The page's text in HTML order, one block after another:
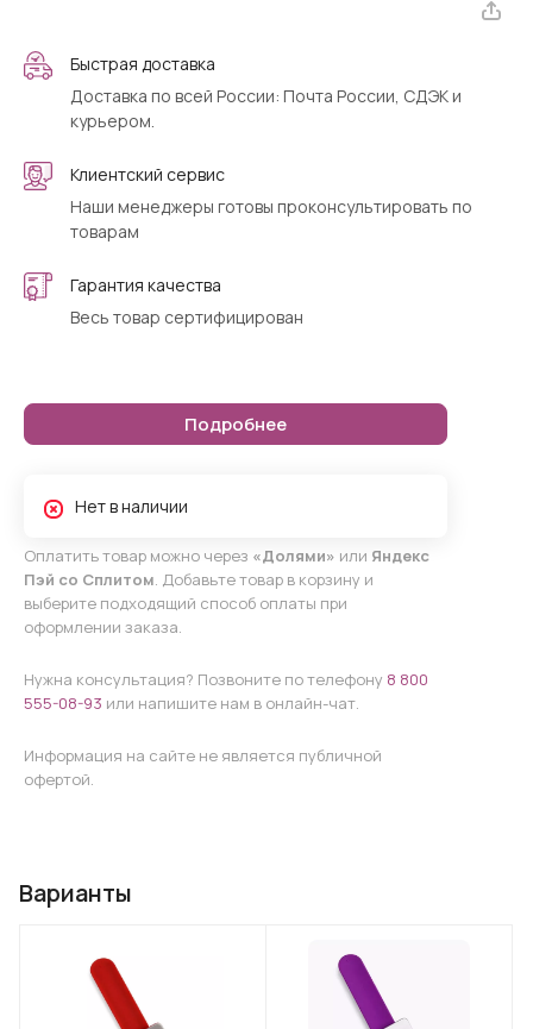
Быстрая доставка
Доставка по всей России: Почта России, СДЭК и
курьером.
Клиентский сервис
Наши менеджеры готовы проконсультировать по
товарам
Гарантия качества
Весь товар сертифицирован
Подробнее
Нет в наличии
Оплатить товар можно через «Долями» или Яндекс
Пэй со Сплитом. Добавьте товар в корзину и
выберите подходящий способ оплаты при
оформлении заказа.
Нужна консультация? Позвоните по телефону 8 800
555-08-93 или напишите нам в онлайн-чат.
Информация на сайте не является публичной
офертой.
Варианты